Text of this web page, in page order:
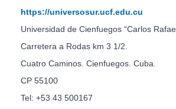
https://universosur.ucf.edu.cu
Universidad de Cienfuegos “Carlos
Carretera a Rodas km 3 1/2.
Cuatro Caminos. Cienfuegos. Cuba.
CP 55100
Tel: +53 43 500167